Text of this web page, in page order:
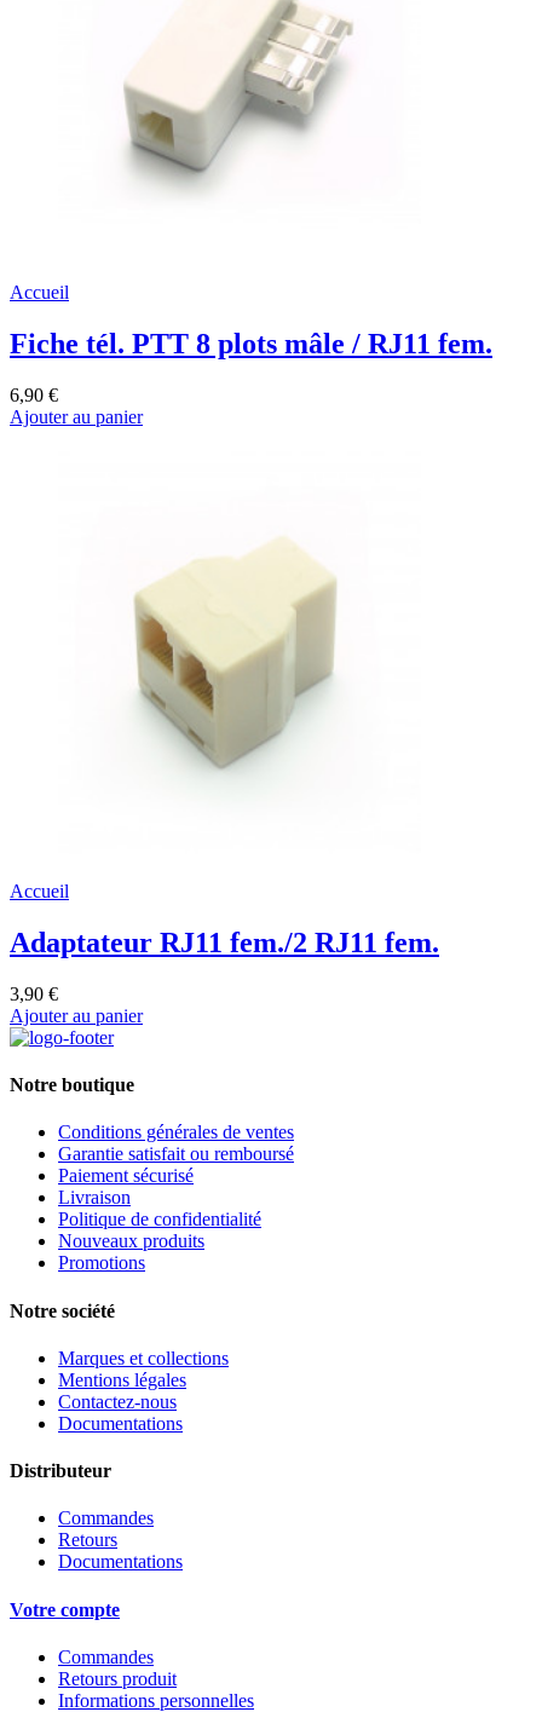
Accueil
Fiche tél. PTT 8 plots mâle / RJ11 fem.
6,90 €
Ajouter au panier
Accueil
Adaptateur RJ11 fem./2 RJ11 fem.
3,90 €
Ajouter au panier
Notre boutique
Conditions générales de ventes
Garantie satisfait ou remboursé
Paiement sécurisé
Livraison
Politique de confidentialité
Nouveaux produits
Promotions
Notre société
Marques et collections
Mentions légales
Contactez-nous
Documentations
Distributeur
Commandes
Retours
Documentations
Votre compte
Commandes
Retours produit
Informations personnelles